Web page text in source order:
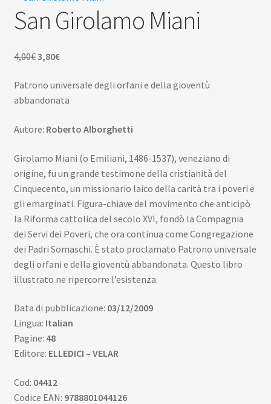
Scuola
San Girolamo Miani
4,00€ Il
originale
era:
3,80€Il
attuale
è:
Patrono universale degli orfani e della gioventù
abbandonata
Autore: Roberto Alborghetti
Girolamo Miani (o Emiliani, 1486-1537), veneziano di
origine, fu un grande testimone della cristianità del
Cinquecento, un missionario laico della carità tra i poveri e
gli emarginati. Figura-chiave del movimento che anticipò
la Riforma cattolica del secolo XVI, fondò la Compagnia
dei Servi dei Poveri, che ora continua come Congregazione
dei Padri Somaschi. È stato proclamato Patrono universale
degli orfani e della gioventù abbandonata. Questo libro
illustrato ne ripercorre l’esistenza.
Data di pubblicazione: 03/12/2009
Lingua: Italian
Pagine: 48
Editore: ELLEDICI – VELAR
Cod: 04412
Codice EAN: 9788801044126